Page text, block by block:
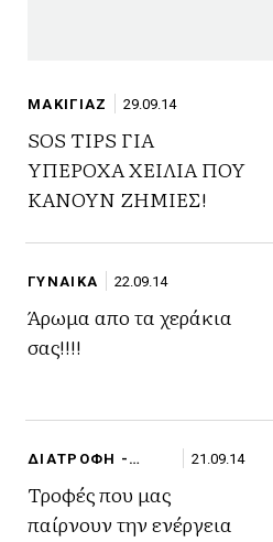
ΜΑΚΙΓΙΑΖ 29.09.14
SOS TIPS ΓΙΑ
ΥΠΕΡΟΧΑ ΧΕΙΛΙΑ ΠΟΥ
ΚΑΝΟΥΝ ΖΗΜΙΕΣ!
ΓΥΝΑΙΚΑ 22.09.14
Άρωμα απο τα χεράκια
σας!!!!
ΔΙΑΤΡΟΦΗ -
21.09.14
Τροφές που μας
παίρνουν την ενέργεια